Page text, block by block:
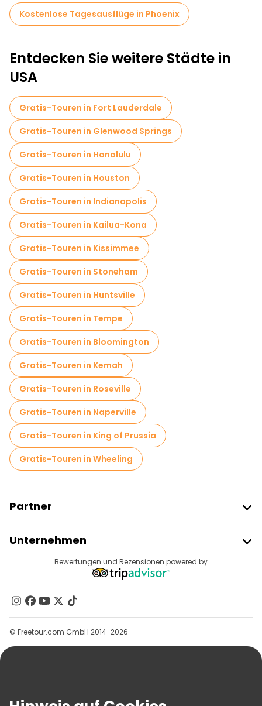
Kostenlose Tagesausflüge in Phoenix
Entdecken Sie weitere Städte in
USA
Gratis-Touren in Fort Lauderdale
Gratis-Touren in Glenwood Springs
Gratis-Touren in Honolulu
Gratis-Touren in Houston
Gratis-Touren in Indianapolis
Gratis-Touren in Kailua-Kona
Gratis-Touren in Kissimmee
Gratis-Touren in Stoneham
Gratis-Touren in Huntsville
Gratis-Touren in Tempe
Gratis-Touren in Bloomington
Gratis-Touren in Kemah
Gratis-Touren in Roseville
Gratis-Touren in Naperville
Gratis-Touren in King of Prussia
Gratis-Touren in Wheeling
Partner
Anbieter-Anmeldung
Affiliate-Programm
Unternehmen
Reiseziele
Kontakt
Gruppen
Hilfe
Bewertungen und Rezensionen powered by
© Freetour.com GmbH 2014-2026